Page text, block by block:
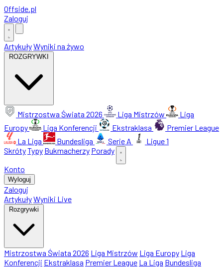
Offside.pl
Zaloguj
ArtykułyWyniki na żywo
ROZGRYWKI
Mistrzostwa Świata 2026 Liga Mistrzów
Liga
Europy
Liga Konferencji Ekstraklasa
Premier League
La Liga
Bundesliga Serie A
Ligue 1
SkrótyTypy Bukmacherzy Porady
Konto
Wyloguj
Zaloguj
ArtykułyWyniki Live
Rozgrywki
Mistrzostwa Świata 2026 Liga Mistrzów Liga Europy Liga
Konferencji Ekstraklasa Premier League La Liga Bundesliga